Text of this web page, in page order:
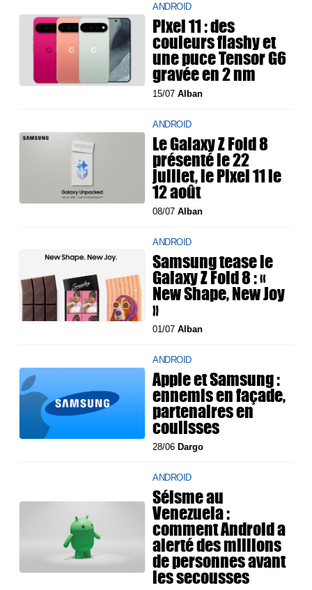
ANDROID
Pixel 11 : des
couleurs flashy et
une puce Tensor G6
gravée en 2 nm
15/07Alban
ANDROID
Le Galaxy Z Fold 8
présenté le 22
juillet, le Pixel 11 le
12 août
08/07Alban
ANDROID
Samsung tease le
Galaxy Z Fold 8 : «
New Shape, New Joy
»
01/07Alban
ANDROID
Apple et Samsung :
ennemis en façade,
partenaires en
coulisses
28/06 Dargo
ANDROID
Séisme au
Venezuela :
comment Android a
alerté des millions
de personnes avant
les secousses